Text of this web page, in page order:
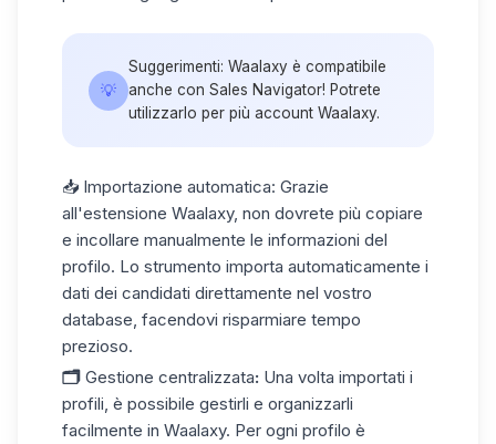
💡
Suggerimenti: Waalaxy è compatibile
anche con Sales Navigator! Potrete
utilizzarlo per più account Waalaxy.
📥 Importazione automatica: Grazie
all'estensione Waalaxy, non dovrete più copiare
e incollare manualmente le informazioni del
profilo. Lo strumento importa automaticamente i
dati dei candidati direttamente nel vostro
database, facendovi risparmiare tempo
prezioso.
🗂️ Gestione centralizzata: Una volta importati i
profili, è possibile gestirli e organizzarli
facilmente in Waalaxy. Per ogni profilo è